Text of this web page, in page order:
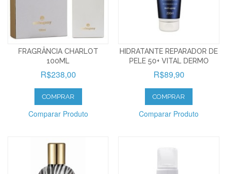
FRAGRÂNCIA CHARLOT
100ML
R$238,00
COMPRAR
Comparar Produto
HIDRATANTE REPARADOR DE
PELE 50+ VITAL DERMO
R$89,90
COMPRAR
Comparar Produto